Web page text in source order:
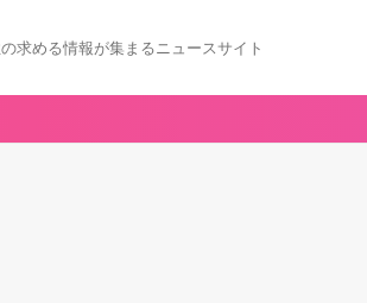
求める情報が集まるニュースサイト